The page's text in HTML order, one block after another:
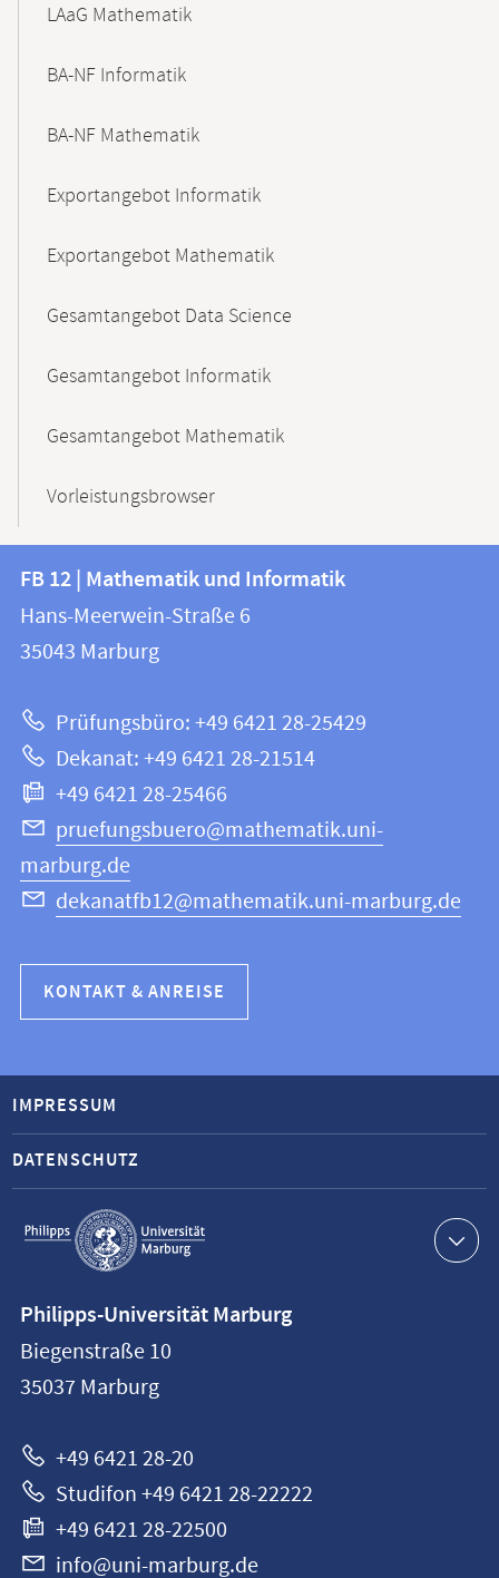
LAaG Mathematik
BA-NF Informatik
BA-NF Mathematik
Exportangebot Informatik
Exportangebot Mathematik
Gesamtangebot Data Science
Gesamtangebot Informatik
Gesamtangebot Mathematik
Vorleistungsbrowser
Kontakt
und
Informationen
Website
FB
12
|
und
Informatik
FB 12 | Mathematik und Informatik
Hans-Meerwein-Straße 6
35043 Marburg
Prüfungsbüro: +49 6421 28-25429
Dekanat: +49 6421 28-21514
+49 6421 28-25466
pruefungsbuero@mathematik.uni-
marburg.de
dekanatfb12@mathematik.uni-marburg.de
KONTAKT & ANREISE
Service-
Navigation
IMPRESSUM
DATENSCHUTZ
Philipps-
Universität
Marburg
Philipps-Universität Marburg
Biegenstraße 10
35037 Marburg
+49 6421 28-20
Studifon +49 6421 28-22222
+49 6421 28-22500
info@uni-marburg.de